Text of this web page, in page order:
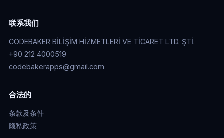
联系我们
CODEBAKER BİLİŞİM HİZMETLERİ VE TİCARET LTD. ŞTİ.
+90 212 4000519
codebakerapps@gmail.com
合法的
条款及条件
隐私政策